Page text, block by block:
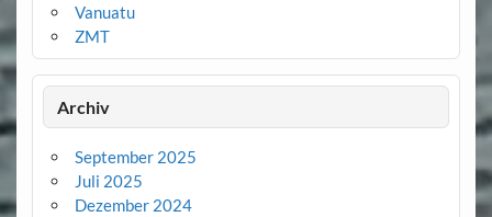
Vanuatu
ZMT
Archiv
September 2025
Juli 2025
Dezember 2024